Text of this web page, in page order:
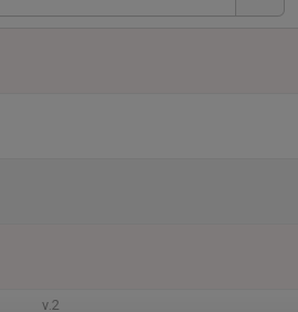
v.2